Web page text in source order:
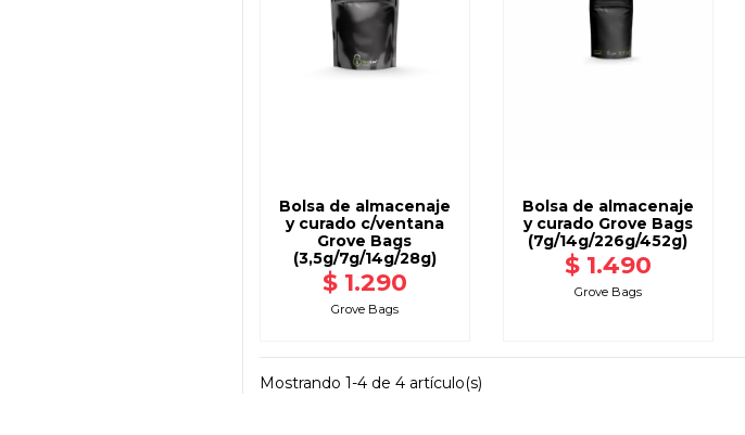
Bolsa de almacenaje
y curado c/ventana
Grove Bags
(3,5g/7g/14g/28g)
$ 1.290
Grove Bags
Bolsa de almacenaje
y curado Grove Bags
(7g/14g/226g/452g)
$ 1.490
Grove Bags
Mostrando 1-4 de 4 artículo(s)